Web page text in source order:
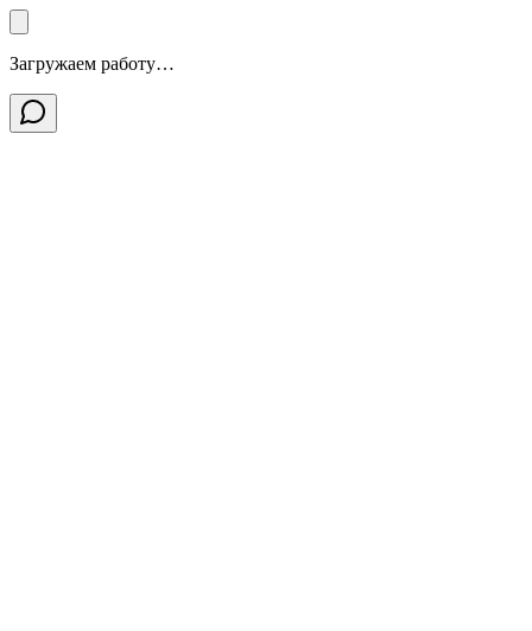
Загружаем работу…